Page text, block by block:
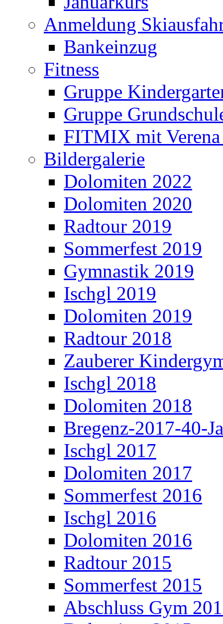
Anmeldung
Bankeinzug
Fitness
Gruppe
Gruppe
FITMIX mit
Bildergalerie
Dolomiten 2022
Dolomiten 2020
Radtour 2019
Sommerfest 2019
Gymnastik 2019
Ischgl 2019
Dolomiten 2019
Radtour 2018
Zauberer
Ischgl 2018
Dolomiten 2018
Bregenz-2017-40-
Ischgl 2017
Dolomiten 2017
Sommerfest 2016
Ischgl 2016
Dolomiten 2016
Radtour 2015
Sommerfest 2015
Abschluss Gym